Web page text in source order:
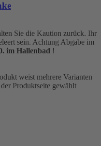
Sie die Kaution zurück. Ihr
sein. Achtung Abgabe im
im Hallenbad !
weist mehrere Varianten
Produktseite gewählt